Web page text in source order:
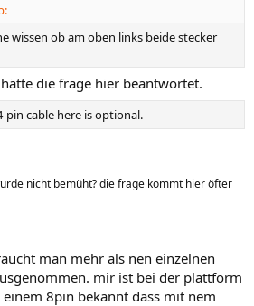
wissen ob am oben links beide stecker
die frage hier beantwortet.
pin cable here is optional.
nicht bemüht? die frage kommt hier öfter
man mehr als nen einzelnen
mir ist bei der plattform
8pin bekannt dass mit nem